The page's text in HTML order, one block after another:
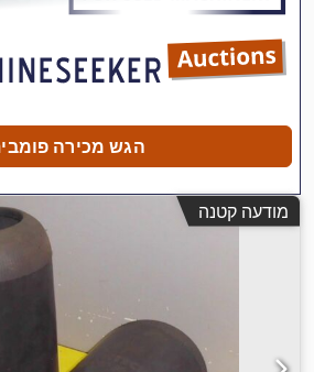
הגש מכירה
מודעה קטנה